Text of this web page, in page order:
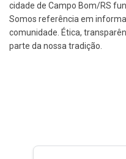
cidade de Campo Bom/RS
Somos referência em
comunidade. Ética,
parte da nossa tradição.